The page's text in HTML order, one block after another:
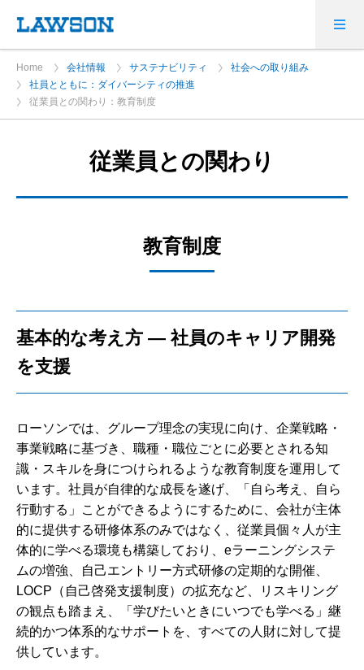
Home 会社情報 サステナビリティ
社会への取り組み
社員とともに：ダイバーシティの推進
従業員との関わり：教育制度
従業員との関わり
教育制度
基本的な考え方 ― 社員のキャリア開発
を支援
ローソンでは、グループ理念の実現に向け、企業戦略・
事業戦略に基づき、職種・職位ごとに必要とされる知
識・スキルを身につけられるような教育制度を運用して
います。社員が自律的な成長を遂げ、「自ら考え、自ら
行動する」ことができるようにするために、会社が主体
的に提供する研修体系のみではなく、従業員個々人が主
体的に学べる環境も構築しており、eラーニングシステ
ムの増強、自己エントリー方式研修の定期的な開催、
LOCP（自己啓発支援制度）の拡充など、リスキリング
の観点も踏まえ、「学びたいときにいつでも学べる」継
続的かつ体系的なサポートを、すべての人財に対して提
供しています。